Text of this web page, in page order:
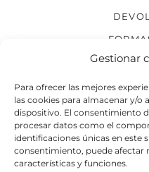
Gestionar
Para ofrecer las mejores
las cookies para almacenar y/o
dispositivo. El consentimiento
procesar datos como el
identificaciones únicas en este
consentimiento, puede afectar
características y funciones.